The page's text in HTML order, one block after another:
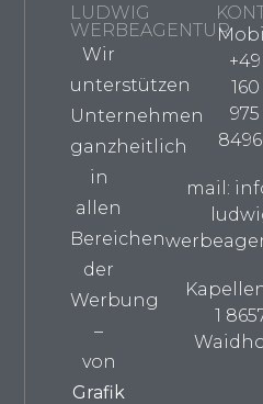
LUDWIG
WERBEAGENTUR
Wir
unterstützen
Unternehmen
ganzheitlich
in
allen
Bereichen
der
Werbung
–
von
Grafik
+49
160
975
mail:
1